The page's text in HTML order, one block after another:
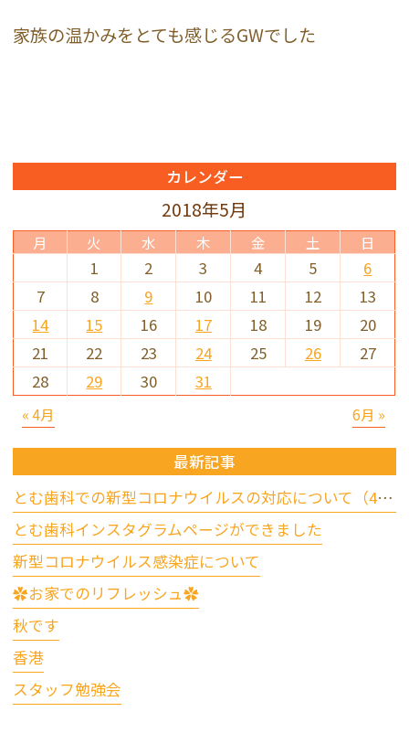
家族の温かみをとても感じるGWでした
カレンダー
2018年5月
月 火 水 木 金 土 日
« 4月 6月 »
1 2 3 4 5
6
7
8 9 10 11 12
13
14
15 16 17 18 19
20
21
22 23 24 25 26
27
28
29 30 31
最新記事
とむ歯科での新型コロナウイルスの対応について（4/17更新）
とむ歯科インスタグラムページができました
新型コロナウイルス感染症について
✿お家でのリフレッシュ✿
秋です
香港
スタッフ勉強会